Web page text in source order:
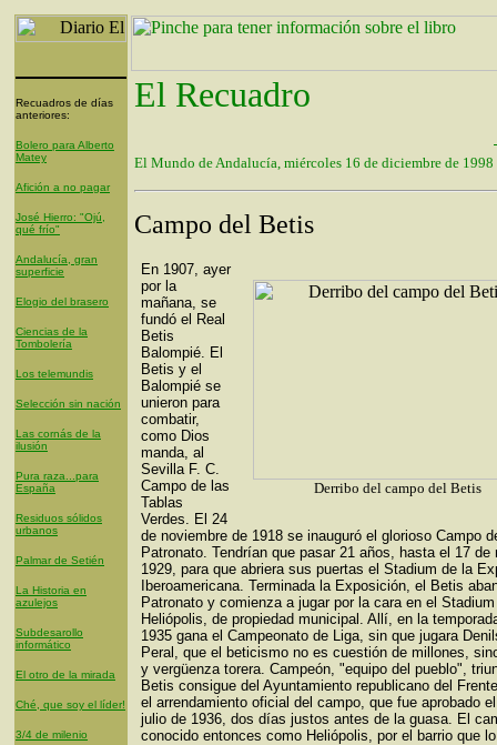
Recuadros de días
anteriores:
Bolero para Alberto
Matey
Afición a no pagar
José Hierro: "Ojú,
qué frío"
Andalucía, gran
superficie
Elogio del brasero
Ciencias de la
Tombolería
Los telemundis
Selección sin nación
Las cornás de la
ilusión
Pura raza...para
España
Residuos sólidos
urbanos
Palmar de Setién
La Historia en
azulejos
Subdesarollo
informático
El otro de la mirada
Ché, que soy el líder!
3/4 de milenio
El Recuadro
El Mundo de Andalucía, miércoles 16 de diciembre de 1998
Campo del Betis
Derribo del campo del Betis
En 1907, ayer
por la
mañana, se
fundó el Real
Betis
Balompié. El
Betis y el
Balompié se
unieron para
combatir,
como Dios
manda, al
Sevilla F. C.
Campo de las
Tablas
Verdes. El 24
de noviembre de 1918 se inauguró el glorioso Campo
Patronato. Tendrían que pasar 21 años, hasta el 17 de
1929, para que abriera sus puertas el Stadium de la
Iberoamericana. Terminada la Exposición, el Betis
Patronato y comienza a jugar por la cara en el
Heliópolis, de propiedad municipal. Allí, en la
1935 gana el Campeonato de Liga, sin que jugara
Peral, que el beticismo no es cuestión de millones,
y vergüenza torera. Campeón, "equipo del pueblo",
Betis consigue del Ayuntamiento republicano del
el arrendamiento oficial del campo, que fue aprobado
julio de 1936, dos días justos antes de la guasa. El
conocido entonces como Heliópolis, por el barrio que